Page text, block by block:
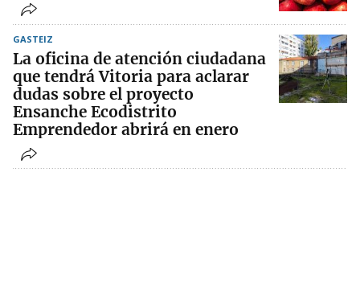
GASTEIZ
La oficina de atención ciudadana
que tendrá Vitoria para aclarar
dudas sobre el proyecto
Ensanche Ecodistrito
Emprendedor abrirá en enero